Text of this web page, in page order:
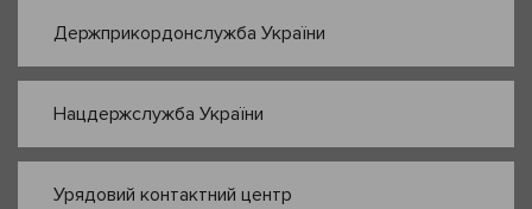
Держприкордонслужба України
Нацдержслужба України
Урядовий контактний центр